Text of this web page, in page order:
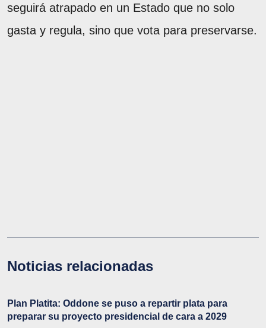
seguirá atrapado en un Estado que no solo
gasta y regula, sino que vota para preservarse.
Noticias relacionadas
Plan Platita: Oddone se puso a repartir plata para
preparar su proyecto presidencial de cara a 2029